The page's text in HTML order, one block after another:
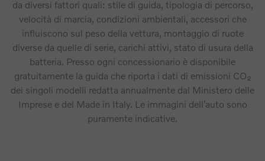
da diversi fattori quali: stile di guida, tipologia di percorso,
velocità di marcia, condizioni ambientali, accessori che
influiscono sul peso della vettura, montaggio di ruote
diverse da quelle di serie, carichi attivi, stato di usura della
batteria. Presso ogni concessionario è disponibile
gratuitamente la guida che riporta i dati di emissioni CO₂
dei singoli modelli redatta annualmente dal Ministero delle
Imprese e del Made in Italy. Le immagini dell’auto sono
puramente indicative.